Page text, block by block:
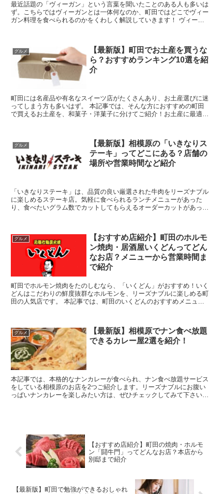
最近話題の「ヴィーガン」という言葉を聞いたことのある人も多いは
ず。こちらではヴィーガンとは一体何なのか、町田ではどこでヴィー
ガン料理を食べられるのかをくわしく解説していきます！ ヴィーガ
グルメ
【最新版】町田でお土産を買うな
ら？おすすめランキング10選を紹
介
町田には名産品や有名なスイーツ店がたくさんあり、お土産選びに迷
ってしまう方も多いはず。 本記事では、そんな方におすすめの町田
で買えるお土産を、和菓子・洋菓子に分けてご紹介！お土産に最適な
グルメ
【最新版】相模原の「いきなりス
テーキ」ってどこにある？店舗の
場所や営業時間など紹介
「いきなりステーキ」は、品質の良い厳選された牛肉をリーズナブル
に楽しめるステーキ店。気軽に食べられるランチメニューがあった
り、食べたいグラム数でカットしてもらえるオーダーカットがあった
グルメ
【おすすめ店紹介】町田のホルモ
ン焼肉・居酒屋いくどんってどん
なお店？メニューから営業時間ま
で紹介
町田でホルモン焼肉をたのしむなら、「いくどん」がおすすめ！いく
どんはこだわりの鮮度抜群なホルモンを、リーズナブルに楽しめる町
田の人気店です。 本記事では、町田のいくどんのおすすめメニュー
グルメ
【最新版】相模原でナン食べ放題
できるカレー屋2選を紹介！
本記事では、本格的なナンカレーが食べられ、ナン食べ放題サービス
をしている相模原のお店を2つご紹介します。リーズナブルにお腹い
っぱいナンカレーを楽しみたい方は、ぜひチェックしてみて下さい
【おすすめ店紹介】町田の焼肉・ホルモ
ン「闘牛門」ってどんなお店？本店から
別邸まで紹介
【最新版】町田で勉強ができるおしゃれ